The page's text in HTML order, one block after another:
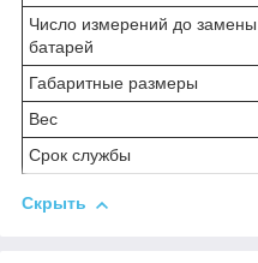
Число измерений до замены
батарей
Габаритные размеры
Вес
Срок службы
Скрыть